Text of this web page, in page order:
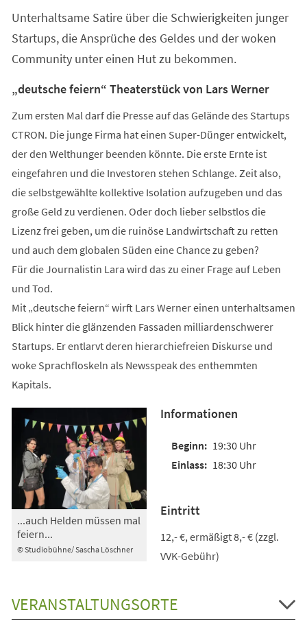
neuen
Tab)
Unterhaltsame Satire über die Schwierigkeiten junger
Startups, die Ansprüche des Geldes und der woken
Community unter einen Hut zu bekommen.
„deutsche feiern“ Theaterstück von Lars Werner
Zum ersten Mal darf die Presse auf das Gelände des Startups
CTRON. Die junge Firma hat einen Super-Dünger entwickelt,
der den Welthunger beenden könnte. Die erste Ernte ist
eingefahren und die Investoren stehen Schlange. Zeit also,
die selbstgewählte kollektive Isolation aufzugeben und das
große Geld zu verdienen. Oder doch lieber selbstlos die
Lizenz frei geben, um die ruinöse Landwirtschaft zu retten
und auch dem globalen Süden eine Chance zu geben?
Für die Journalistin Lara wird das zu einer Frage auf Leben
und Tod.
Mit „deutsche feiern“ wirft Lars Werner einen unterhaltsamen
Blick hinter die glänzenden Fassaden milliardenschwerer
Startups. Er entlarvt deren hierarchiefreien Diskurse und
woke Sprachfloskeln als Newsspeak des enthemmten
Kapitals.
© Studiobühne/ Sascha Löschner
...auch Helden müssen mal
feiern...
Informationen
19:30 Uhr
18:30 Uhr
Eintritt
12,- €, ermäßigt 8,- € (zzgl.
VVK-Gebühr)
VERANSTALTUNGSORTE